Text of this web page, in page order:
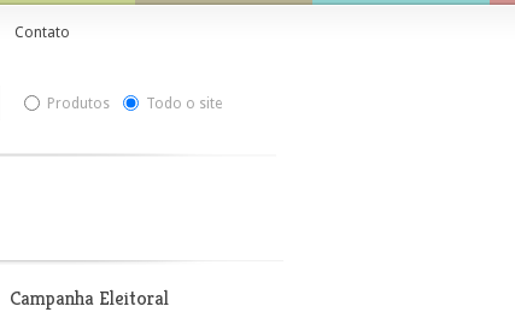
Contato
Produtos Todo o site
Campanha Eleitoral